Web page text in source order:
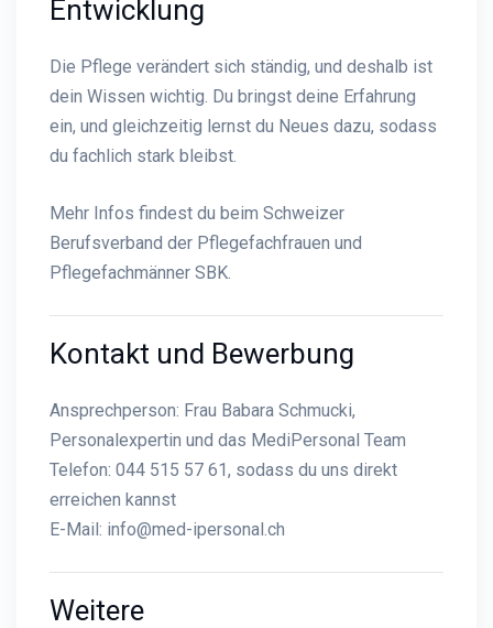
Entwicklung
Die Pflege verändert sich ständig, und deshalb ist
dein Wissen wichtig. Du bringst deine Erfahrung
ein, und gleichzeitig lernst du Neues dazu, sodass
du fachlich stark bleibst.
Mehr Infos findest du beim Schweizer
Berufsverband der Pflegefachfrauen und
Pflegefachmänner SBK.
Kontakt und Bewerbung
Ansprechperson: Frau Babara Schmucki,
Personalexpertin und das MediPersonal Team
Telefon: 044 515 57 61, sodass du uns direkt
erreichen kannst
E-Mail: info@med-ipersonal.ch
Weitere